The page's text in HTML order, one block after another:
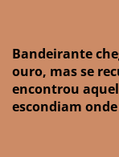
Bandeirante
ouro, mas se
encontrou
escondiam